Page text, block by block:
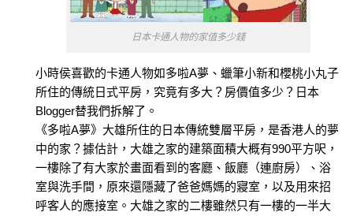
日本卡通人物的家值多少錢
小時侯喜歡的卡通人物如多啦A夢、蠟筆小新和櫻桃小丸子
所住的傳統日式平房，究竟有多大？房價值多少？日本
Blogger替我們拆解了。
《多啦A夢》大雄所住的日本傳統雙層平房，是香港人的夢
中的家？據估計，大雄之家的建築面積大概有990平方呎，
一樓除了有大家於畫面看到的客廳、飯廳（連廚房）、浴
室與洗手間，原來還隱藏了爸爸媽媽的寢室，以及用來招
呼客人的應接室。大雄之家的二樓雖然只有一樓的一半大